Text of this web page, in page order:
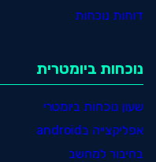
דוחות נוכחות
נוכחות ביומטרית
שעון נוכחות ביומטרי
אפליקצייה בandroid
בחיבור למחשב